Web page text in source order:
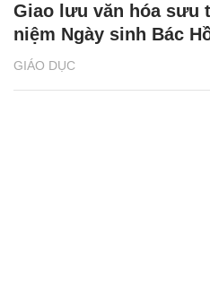
GIÁO DỤC
Giao lưu văn hóa sưu
niệm Ngày sinh Bác